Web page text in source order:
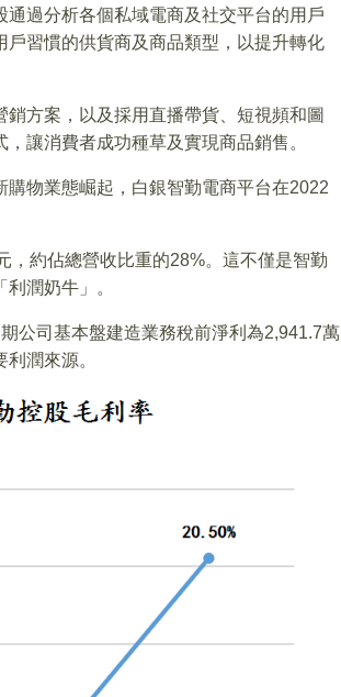
過分析各個私域電商及社交平台的用戶
習慣的供貨商及商品類型，以提升轉化
方案，以及採用直播帶貨、短視頻和圖
讓消費者成功種草及實現商品銷售。
物業態崛起，白銀智勤電商平台在2022
，約佔總營收比重的28%。這不僅是智勤
潤奶牛」。
公司基本盤建造業務稅前淨利為2,941.7萬
潤來源。